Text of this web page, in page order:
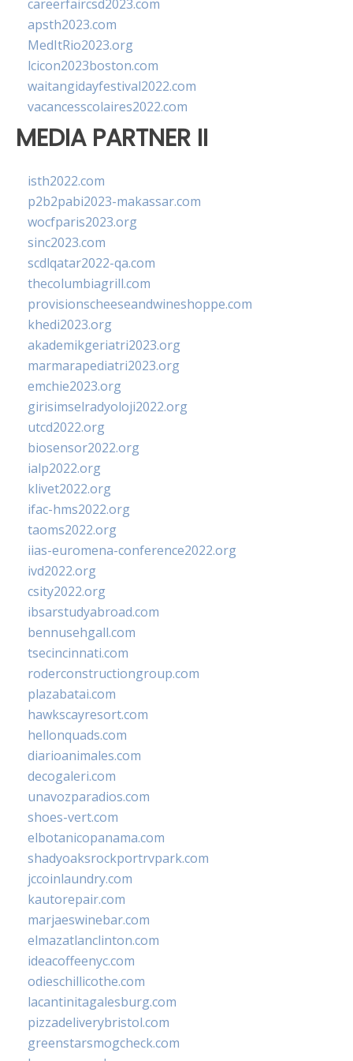
careerfaircsd2023.com
apsth2023.com
MedItRio2023.org
lcicon2023boston.com
waitangidayfestival2022.com
vacancesscolaires2022.com
MEDIA PARTNER II
isth2022.com
p2b2pabi2023-makassar.com
wocfparis2023.org
sinc2023.com
scdlqatar2022-qa.com
thecolumbiagrill.com
provisionscheeseandwineshoppe.com
khedi2023.org
akademikgeriatri2023.org
marmarapediatri2023.org
emchie2023.org
girisimselradyoloji2022.org
utcd2022.org
biosensor2022.org
ialp2022.org
klivet2022.org
ifac-hms2022.org
taoms2022.org
iias-euromena-conference2022.org
ivd2022.org
csity2022.org
ibsarstudyabroad.com
bennusehgall.com
tsecincinnati.com
roderconstructiongroup.com
plazabatai.com
hawkscayresort.com
hellonquads.com
diarioanimales.com
decogaleri.com
unavozparadios.com
shoes-vert.com
elbotanicopanama.com
shadyoaksrockportrvpark.com
jccoinlaundry.com
kautorepair.com
marjaeswinebar.com
elmazatlanclinton.com
ideacoffeenyc.com
odieschillicothe.com
lacantinitagalesburg.com
pizzadeliverybristol.com
greenstarsmogcheck.com